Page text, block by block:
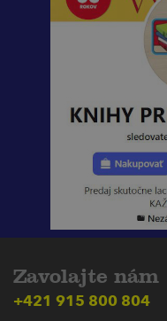
Zavolajte nám
+421 915 800 804